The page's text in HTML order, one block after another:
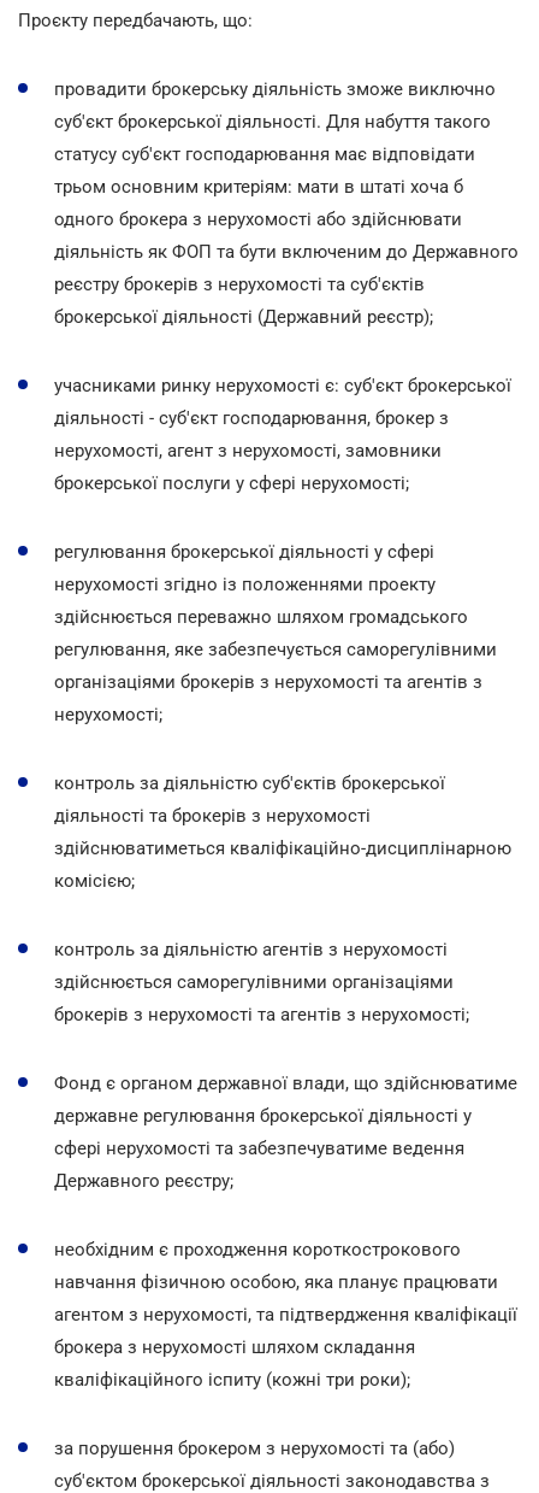
Проєкту передбачають, що:
провадити брокерську діяльність зможе виключно
суб'єкт брокерської діяльності. Для набуття такого
статусу суб'єкт господарювання має відповідати
трьом основним критеріям: мати в штаті хоча б
одного брокера з нерухомості або здійснювати
діяльність як ФОП та бути включеним до Державного
реєстру брокерів з нерухомості та суб'єктів
брокерської діяльності (Державний реєстр);
учасниками ринку нерухомості є: суб'єкт брокерської
діяльності - суб'єкт господарювання, брокер з
нерухомості, агент з нерухомості, замовники
брокерської послуги у сфері нерухомості;
регулювання брокерської діяльності у сфері
нерухомості згідно із положеннями проекту
здійснюється переважно шляхом громадського
регулювання, яке забезпечується саморегулівними
організаціями брокерів з нерухомості та агентів з
нерухомості;
контроль за діяльністю суб'єктів брокерської
діяльності та брокерів з нерухомості
здійснюватиметься кваліфікаційно-дисциплінарною
комісією;
контроль за діяльністю агентів з нерухомості
здійснюється саморегулівними організаціями
брокерів з нерухомості та агентів з нерухомості;
Фонд є органом державної влади, що здійснюватиме
державне регулювання брокерської діяльності у
сфері нерухомості та забезпечуватиме ведення
Державного реєстру;
необхідним є проходження короткострокового
навчання фізичною особою, яка планує працювати
агентом з нерухомості, та підтвердження кваліфікації
брокера з нерухомості шляхом складання
кваліфікаційного іспиту (кожні три роки);
за порушення брокером з нерухомості та (або)
суб'єктом брокерської діяльності законодавства з